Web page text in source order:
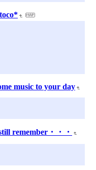
music to your day
remember・・・